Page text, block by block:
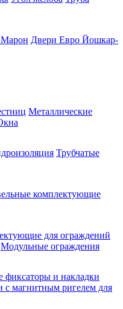
Двери Евро Йошкар-
Металлические
Трубчатые
комплектующие
для ограждений
Модульные ограждения
фиксаторы и накладки
с магнитным ригелем для